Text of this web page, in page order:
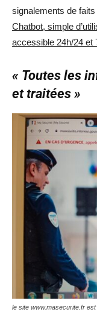
signalements de
Chatbot, simple
accessible 24h/24 et
« Toutes les
et traitées »
le site www.masecurite.fr